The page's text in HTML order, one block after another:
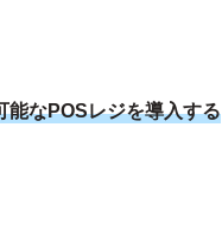
能なPOSレジを導入する